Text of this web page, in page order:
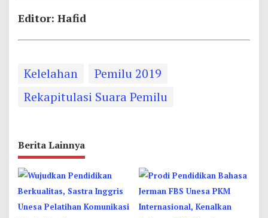
Editor: Hafid
Kelelahan
Pemilu 2019
Rekapitulasi Suara Pemilu
Berita Lainnya